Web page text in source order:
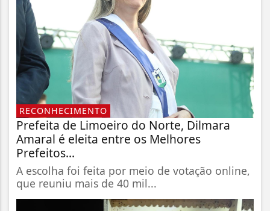
RECONHECIMENTO
Prefeita de Limoeiro do Norte, Dilmara
Amaral é eleita entre os Melhores
Prefeitos...
A escolha foi feita por meio de votação online,
que reuniu mais de 40 mil...